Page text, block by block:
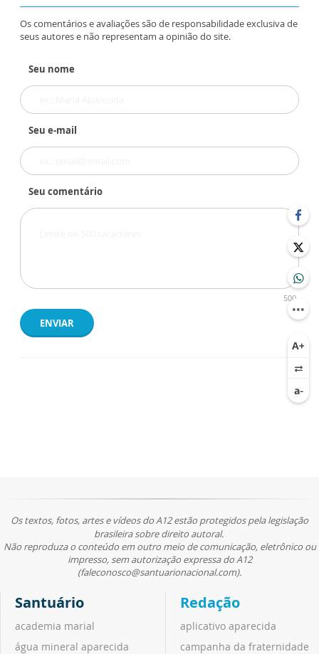
Os comentários e avaliações são de responsabilidade exclusiva de
seus autores e não representam a opinião do site.
Seu nome
Seu e-mail
Seu comentário
500
ENVIAR
Os textos, fotos, artes e vídeos do A12 estão protegidos pela legislação
brasileira sobre direito autoral.
Não reproduza o conteúdo em outro meio de comunicação, eletrônico ou
impresso, sem autorização expressa do A12
(faleconosco@santuarionacional.com).
Santuário
academia marial
água mineral aparecida
Redação
aplicativo aparecida
campanha da fraternidade